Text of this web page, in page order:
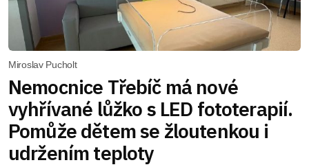
Miroslav Pucholt
Nemocnice Třebíč má nové
vyhřívané lůžko s LED fototerapií.
Pomůže dětem se žloutenkou i
udržením teploty